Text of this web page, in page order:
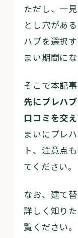
ただし、一
とし穴があ
ハブを選択
まい期間に
そこで本記
先にプレハ
口コミを交
まいにプレ
ト、注意点
てください。
なお、建て
詳しく知り
覧ください。